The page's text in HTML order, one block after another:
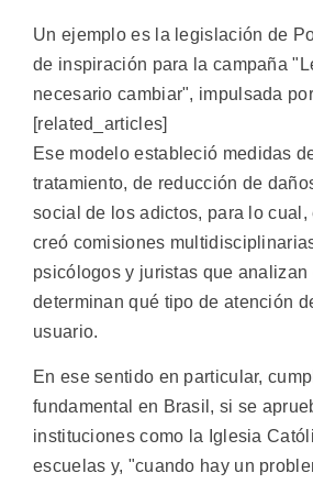
Un ejemplo es la legislación de
de inspiración para la campaña
necesario cambiar", impulsada
[related_articles]
Ese modelo estableció medidas
tratamiento, de reducción de
social de los adictos, para lo cual,
creó comisiones
psicólogos y juristas que analizan
determinan qué tipo de atención
usuario.
En ese sentido en particular,
fundamental en Brasil, si se
instituciones como la Iglesia
escuelas y, "cuando hay un